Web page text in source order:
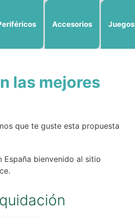
Accesorios Juegos
las mejores
que te guste esta propuesta
bienvenido al sitio